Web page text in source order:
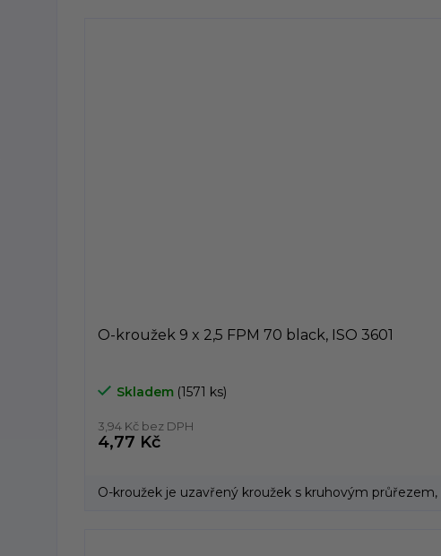
O-kroužek 9 x 2,5 FPM 70 black, ISO 3601
Skladem (1571 ks)
3,94 Kč bez DPH
4,77 Kč
O-kroužek je uzavřený kroužek s kruhovým průřezem,